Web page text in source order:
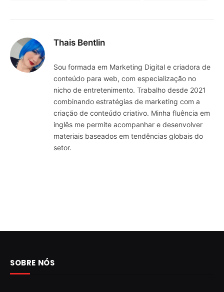
Thais Bentlin
Sou formada em Marketing Digital e criadora de
conteúdo para web, com especialização no
nicho de entretenimento. Trabalho desde 2021
combinando estratégias de marketing com a
criação de conteúdo criativo. Minha fluência em
inglês me permite acompanhar e desenvolver
materiais baseados em tendências globais do
setor.
SOBRE NÓS